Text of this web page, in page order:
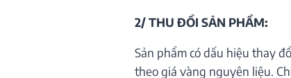
2/ THU ĐỔI SẢN PHẨM:
Sản phẩm có dấu hiệu thay
theo giá vàng nguyên liệu.